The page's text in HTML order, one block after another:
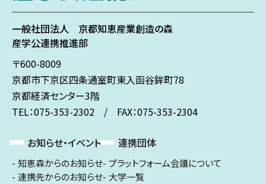
一般社団法人 京都知恵産業創造の森
産学公連携推進部
〒600-8009
京都市下京区四条通室町東入函谷鉾町78
京都経済センター3階
TEL：075-353-2302 / FAX：075-353-2304
お知らせ・イベント
知恵森からのお知らせ
連携先からのお知らせ
連携団体
プラットフォーム会議について
大学一覧